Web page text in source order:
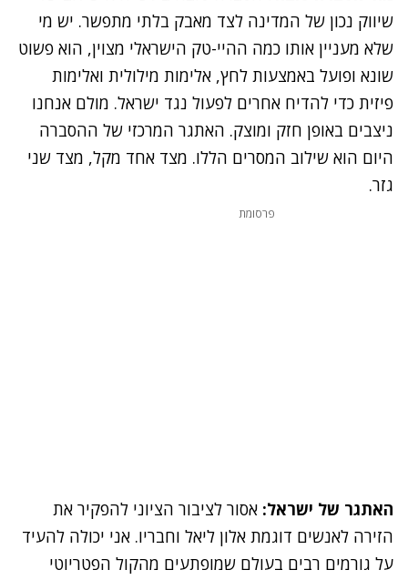
שיווק נכון של המדינה לצד מאבק בלתי מתפשר. יש מי
שלא מעניין אותו כמה ההיי-טק הישראלי מצוין, הוא פשוט
שונא ופועל באמצעות לחץ, אלימות מילולית ואלימות
פיזית כדי להדיח אחרים לפעול נגד ישראל. מולם אנחנו
ניצבים באופן חזק ומוצק. האתגר המרכזי של ההסברה
היום הוא שילוב המסרים הללו. מצד אחד מקל, מצד שני
גזר.
פרסומת
האתגר של ישראל: אסור לציבור הציוני להפקיר את
הזירה לאנשים דוגמת אלון ליאל וחבריו. אני יכולה להעיד
על גורמים רבים בעולם שמופתעים מהקול הפטריוטי